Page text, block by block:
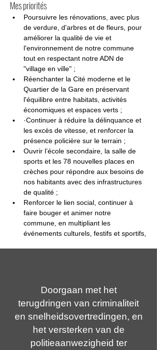
Mes priorités
Poursuivre les rénovations, avec plus
de verdure, d'arbres et de fleurs, pour
améliorer la qualité de vie et
l'environnement de notre commune
tout en respectant notre ADN de
"village en ville" ;
Réenchanter la Cité moderne et le
Quartier de la Gare en préservant
l'équilibre entre habitats, activités
économiques et espaces verts ;
·Continuer à réduire la délinquance et
les excès de vitesse, et renforcer la
présence policière sur le terrain ;
Ouvrir l’école secondaire, la salle de
sports et les 78 nouvelles places en
crèches pour répondre aux besoins de
nos habitants avec des infrastructures
de qualité ;
Renforcer le lien social, continuer à
faire bouger et animer notre
commune, en multipliant les
événements culturels, festifs et sportifs,
Doorgaan met het
terugdringen van criminaliteit
en snelheidsovertredingen, en
het versterken van de
politieaanwezigheid ter